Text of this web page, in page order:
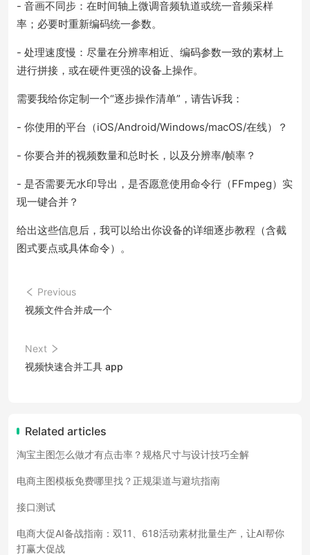
- 音画不同步：在时间轴上微调音频轨道或统一音频采样
率；必要时重新编码统一参数。
- 处理速度慢：尽量在分辨率相近、编码参数一致的素材上
进行拼接，或在硬件更强的设备上操作。
需要我给你定制一个“逐步操作清单”，请告诉我：
- 你使用的平台（iOS/Android/Windows/macOS/在线）？
- 你要合并的视频数量和总时长，以及分辨率/帧率？
- 是否需要无水印导出，是否愿意使用命令行（FFmpeg）实
现一键合并？
给出这些信息后，我可以给出你设备的详细逐步教程（含截
图式要点或具体命令）。
Previous
视频文件合并成一个
Next
视频快速合并工具 app
Related articles
淘宝主图怎么做才有点击率？规格尺寸与设计技巧全解
电商主图模板免费哪里找？正规渠道与避坑指南
接口测试
电商大促AI备战指南：双11、618活动素材批量生产，让AI帮你
打赢大促战